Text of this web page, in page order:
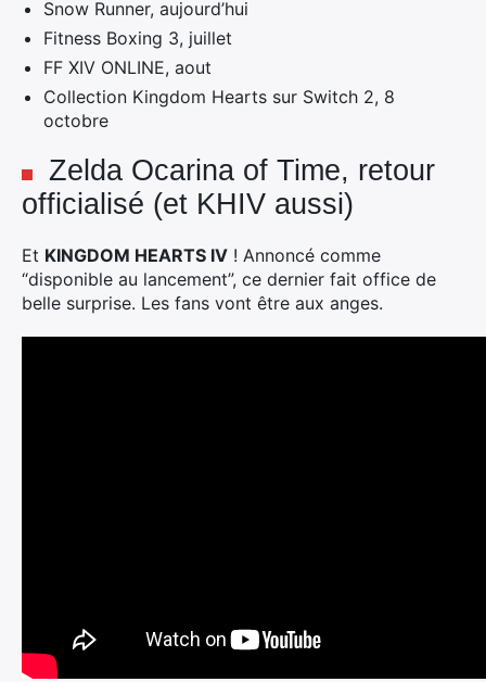
Snow Runner, aujourd’hui
Fitness Boxing 3, juillet
FF XIV ONLINE, aout
Collection Kingdom Hearts sur Switch 2, 8
octobre
Zelda Ocarina of Time, retour
officialisé (et KHIV aussi)
Et KINGDOM HEARTS IV ! Annoncé comme
“disponible au lancement”, ce dernier fait office de
belle surprise. Les fans vont être aux anges.